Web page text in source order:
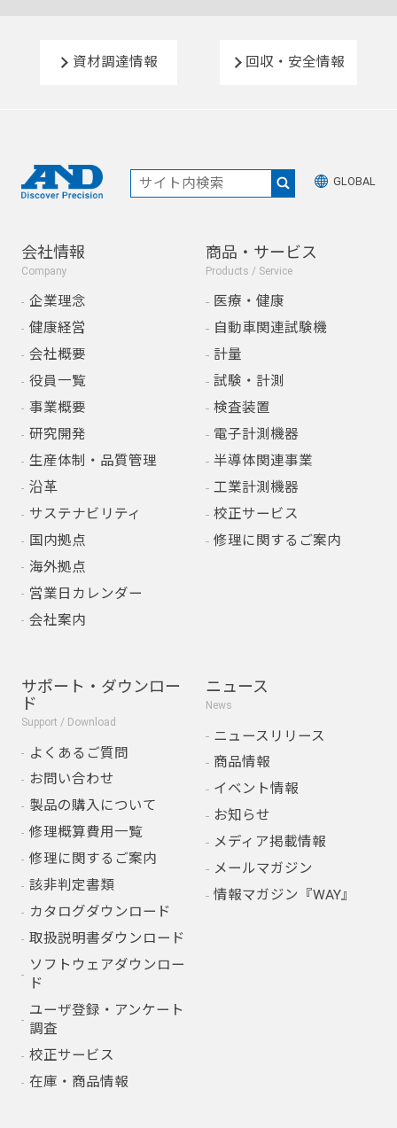
資材調達情報 回収・安全情報
GLOBAL
会社情報
Company
企業理念
健康経営
会社概要
役員一覧
事業概要
研究開発
生産体制・品質管理
沿革
サステナビリティ
国内拠点
海外拠点
営業日カレンダー
会社案内
商品・サービス
Products / Service
医療・健康
自動車関連試験機
計量
試験・計測
検査装置
電子計測機器
半導体関連事業
工業計測機器
校正サービス
修理に関するご案内
サポート・ダウンロー
ド
Support / Download
よくあるご質問
お問い合わせ
製品の購入について
修理概算費用一覧
修理に関するご案内
該非判定書類
カタログダウンロード
取扱説明書ダウンロード
ソフトウェアダウンロー
ド
ユーザ登録・アンケート
調査
校正サービス
在庫・商品情報
ニュース
News
ニュースリリース
商品情報
イベント情報
お知らせ
メディア掲載情報
メールマガジン
情報マガジン『WAY』